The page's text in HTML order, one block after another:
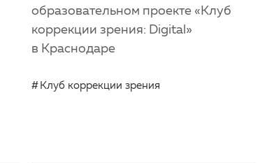
образовательном проекте «Клуб
коррекции зрения: Digital»
в Краснодаре
Клуб коррекции зрения